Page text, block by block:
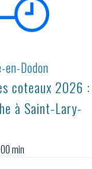
en-Dodon
coteaux 2026 :
à Saint-Lary-
min